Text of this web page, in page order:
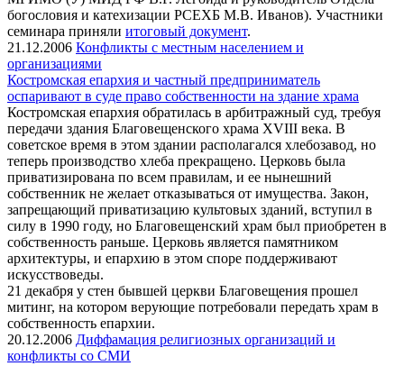
богословия и катехизации РСЕХБ М.В. Иванов). Участники
семинара приняли итоговый документ.
21.12.2006 Конфликты с местным населением и
организациями
Костромская епархия и частный предприниматель
оспаривают в суде право собственности на здание храма
Костромская епархия обратилась в арбитражный суд, требуя
передачи здания Благовещенского храма XVIII века. В
советское время в этом здании располагался хлебозавод, но
теперь производство хлеба прекращено. Церковь была
приватизирована по всем правилам, и ее нынешний
собственник не желает отказываться от имущества. Закон,
запрещающий приватизацию культовых зданий, вступил в
силу в 1990 году, но Благовещенский храм был приобретен в
собственность раньше. Церковь является памятником
архитектуры, и епархию в этом споре поддерживают
искусствоведы.
21 декабря у стен бывшей церкви Благовещения прошел
митинг, на котором верующие потребовали передать храм в
собственность епархии.
20.12.2006 Диффамация религиозных организаций и
конфликты со СМИ